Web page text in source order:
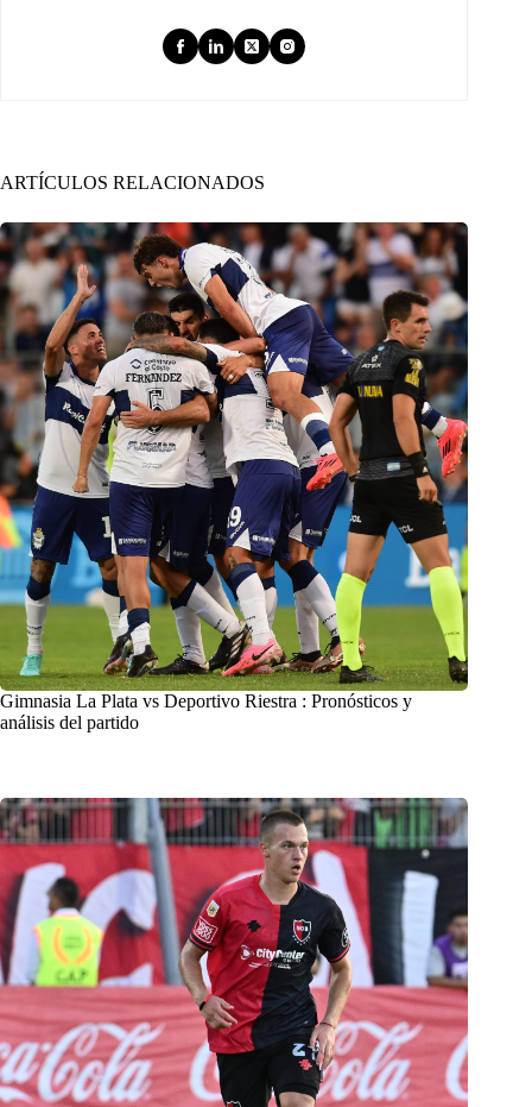
ARTÍCULOS RELACIONADOS
Gimnasia La Plata vs Deportivo Riestra : Pronósticos y
análisis del partido